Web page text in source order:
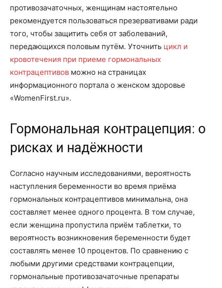
противозачаточных, женщинам настоятельно
рекомендуется пользоваться презервативами ради
того, чтобы защитить себя от заболеваний,
передающихся половым путём. Уточнить цикл и
кровотечения при приеме гормональных
контрацептивов можно на страницах
информационного портала о женском здоровье
«WomenFirst.ru».
Гормональная контрацепция: о
рисках и надёжности
Согласно научным исследованиями, вероятность
наступления беременности во время приёма
гормональных контрацептивов минимальна, она
составляет менее одного процента. В том случае,
если женщина пропустила приём таблетки, то
вероятность возникновения беременности будет
составлять менее 10 процентов. По сравнению с
любыми другими средствами контрацепции,
гормональные противозачаточные препараты